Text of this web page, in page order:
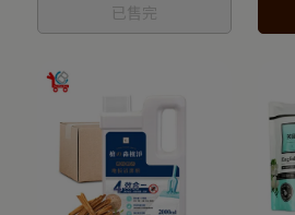
已售完